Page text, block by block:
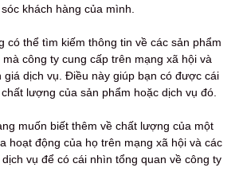
khách hàng của mình.
có thể tìm kiếm thông tin về các sản phẩm
công ty cung cấp trên mạng xã hội và
giá dịch vụ. Điều này giúp bạn có được cái
lượng của sản phẩm hoặc dịch vụ đó.
muốn biết thêm về chất lượng của một
hoạt động của họ trên mạng xã hội và các
vụ để có cái nhìn tổng quan về công ty